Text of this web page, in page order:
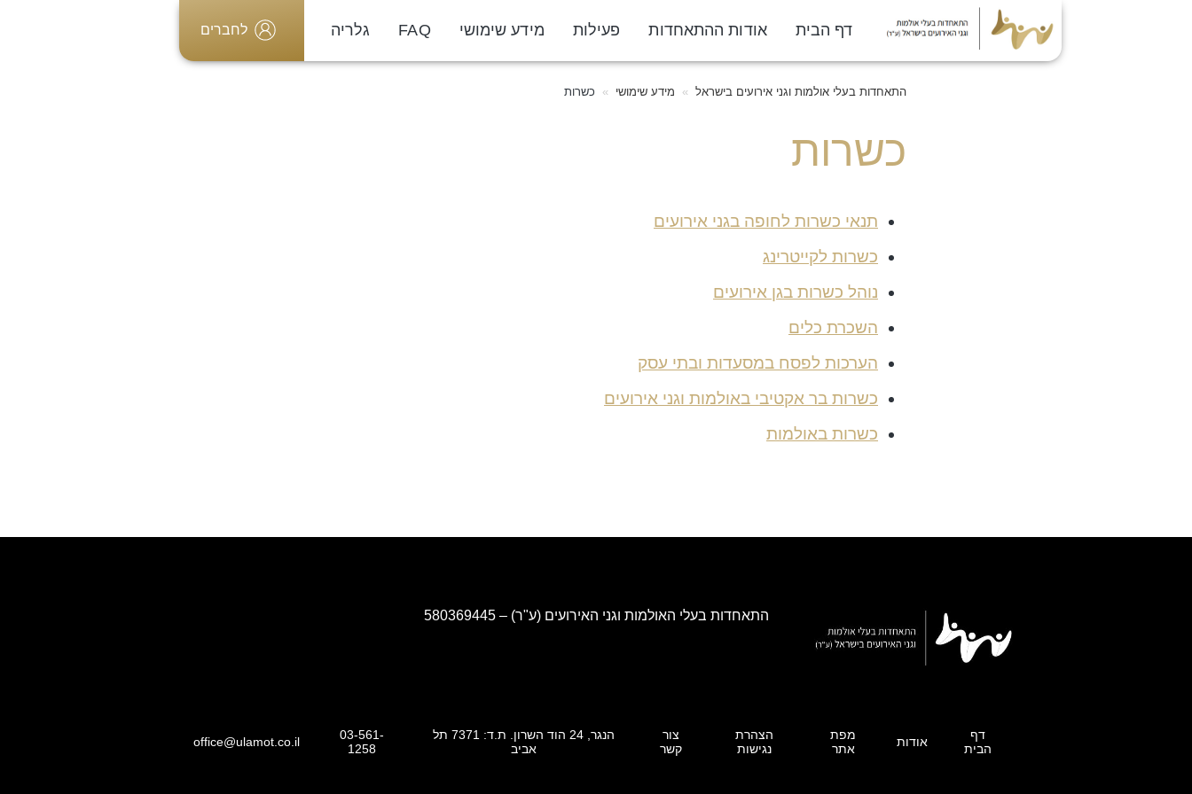
דף הבית אודות ההתאחדות פעילות מידע שימושי FAQ גלריה לחברים
התאחדות בעלי אולמות וגני אירועים בישראל מידע שימושי כשרות
כשרות
תנאי כשרות לחופה בגני אירועים
כשרות לקייטרינג
נוהל כשרות בגן אירועים
השכרת כלים
הערכות לפסח במסעדות ובתי עסק
כשרות בר אקטיבי באולמות וגני אירועים
כשרות באולמות
התאחדות בעלי האולמות וגני האירועים (ע"ר) – 580369445
דף
הבית
אודות
מפת
אתר
הצהרת
נגישות
צור
קשר
הנגר, 24 הוד השרון. ת.ד: 7371 תל
אביב
03-561-
1258
office@ulamot.co.il